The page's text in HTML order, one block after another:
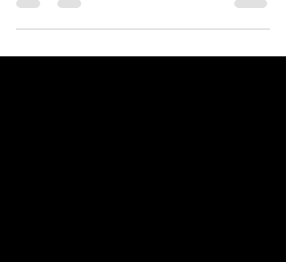
del 2022 Emprenderemos un nuevo viaje. 6
hs continuadas...